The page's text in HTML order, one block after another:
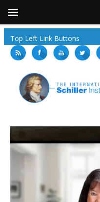
Top Left Link Buttons